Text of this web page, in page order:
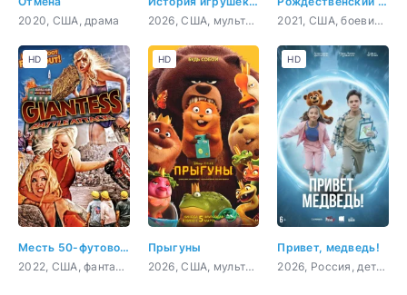
2020, США, драма
2026, США, мультфильм, фэнтези, драма, комедия, приключения, семейный
2021, США, боевик, комедия
Месть 50-футовой вебкамщицы
2022, США, фантастика, фэнтези, комедия
HD
Прыгуны
2026, США, мультфильм, фантастика, комедия, приключения, семейный
HD
Привет, медведь!
2026, Россия, детский, семейный
HD